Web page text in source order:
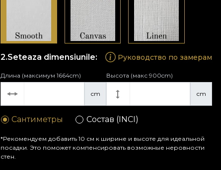
Seteaza dimensiunile: Руководство по замерам
cm
Длина (максимум 1664cm)
cm
Высота (макс 900cm)
Сантиметры Состав (INCI)
*Рекомендуем добавить 10 см к ширине и высоте для идеальной
посадки. Это поможет компенсировать возможные неровности
стен.